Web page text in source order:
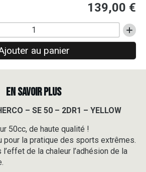
139,00 €
au panier
EN SAVOIR PLUS
– SE 50 – 2DR1 – YELLOW
50cc, de haute qualité !
pour la pratique des sports extrêmes.
l’effet de la chaleur l’adhésion de la